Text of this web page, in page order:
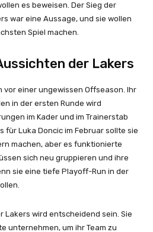
es beweisen. Der Sieg der
war eine Aussage, und sie wollen
Spiel machen.
der Lakers
vor einer ungewissen Offseason. Ihr
in der ersten Runde wird
im Kader und im Trainerstab
für Luka Doncic im Februar sollte sie
machen, aber es funktionierte
sich neu gruppieren und ihre
sie eine tiefe Playoff-Run in der
Lakers wird entscheidend sein. Sie
unternehmen, um ihr Team zu